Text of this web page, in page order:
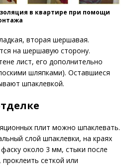
в квартире при помощи
вторая шершавая.
на шершавую сторону.
лист, его дополнительно
шляпками). Оставшиеся
шпаклевкой.
плит можно шпаклевать.
слой шпаклевки, на краях
около 3 мм, стыки после
сеткой или